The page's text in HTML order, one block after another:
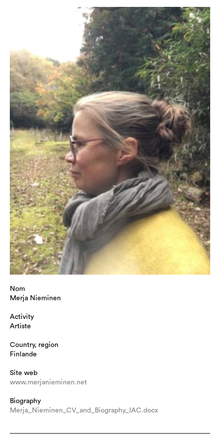
Nom
Merja Nieminen
Activity
Artiste
Country, region
Finlande
Site web
www.merjanieminen.net
Biography
Merja_Nieminen_CV_and_Biography_IAC.docx